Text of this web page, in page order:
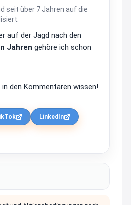
seit über 7 Jahren auf die
auf der Jagd nach den
Jahren gehöre ich schon
den Kommentaren wissen!
LinkedIn